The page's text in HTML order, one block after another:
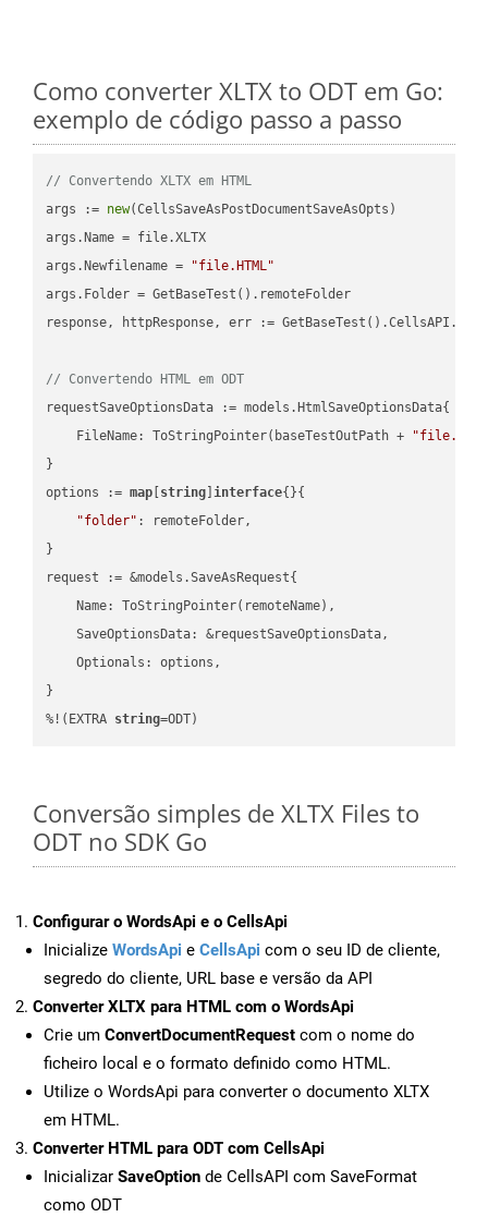
Como converter XLTX to ODT em Go:
exemplo de código passo a passo
// Convertendo XLTX em HTML
args := new(CellsSaveAsPostDocumentSaveAsOpts)
args.Name = file.XLTX
args.Newfilename =
"file.HTML"
args.Folder = GetBaseTest().remoteFolder
response, httpResponse, err :=
// Convertendo HTML em ODT
requestSaveOptionsData := models.HtmlSaveOptionsData{
    FileName: ToStringPointer(baseTestOutPath +
}
options := map string ]interface{}{
"folder" : remoteFolder,
}
request := &models.SaveAsRequest{
    Name: ToStringPointer(remoteName),
    SaveOptionsData: &requestSaveOptionsData,
    Optionals: options,
}
%!(EXTRA string=ODT)
Conversão simples de XLTX Files to
ODT no SDK Go
Configurar o WordsApi e o CellsApi
Inicialize WordsApi e CellsApi com o seu ID de cliente,
segredo do cliente, URL base e versão da API
Converter XLTX para HTML com o WordsApi
Crie um ConvertDocumentRequest com o nome do
ficheiro local e o formato definido como HTML.
Utilize o WordsApi para converter o documento XLTX
em HTML.
Converter HTML para ODT com CellsApi
Inicializar SaveOption de CellsAPI com SaveFormat
como ODT